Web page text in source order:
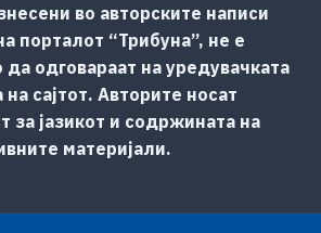
во авторските написи
порталот “Трибуна”, не е
одговараат на уредувачката
сајтот. Авторите носат
за јазикот и содржината на
материјали.